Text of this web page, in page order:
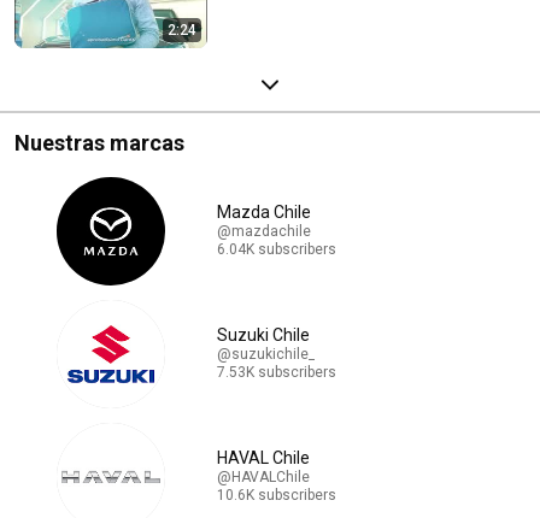
2:24
Nuestras marcas
Mazda Chile
@mazdachile
6.04K subscribers
Suzuki Chile
@suzukichile_
7.53K subscribers
HAVAL Chile
@HAVALChile
10.6K subscribers